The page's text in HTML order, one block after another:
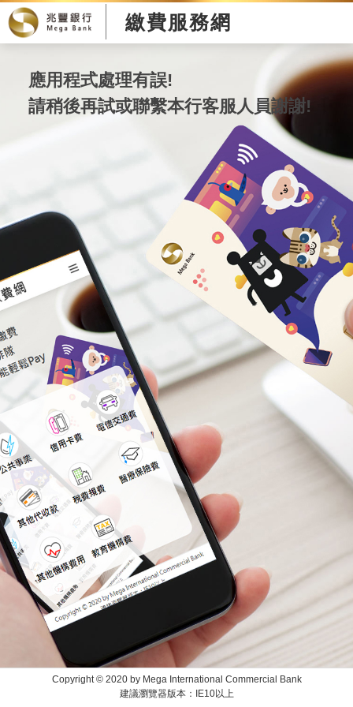
繳費服務網
應用程式處理有誤!
請稍後再試或聯繫本行客服人員謝謝!
Copyright © 2020 by Mega International Commercial Bank
建議瀏覽器版本：IE10以上